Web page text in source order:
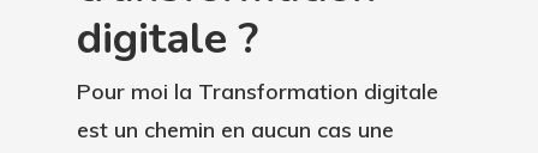
digitale ?
Pour moi la Transformation digitale
est un chemin en aucun cas une